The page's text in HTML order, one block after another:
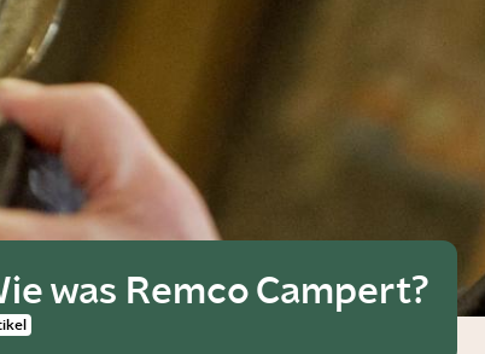
was Remco Campert?